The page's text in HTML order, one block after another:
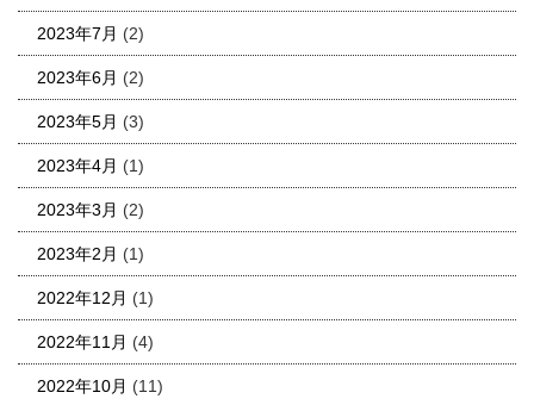
2023年7月 (2)
2023年6月 (2)
2023年5月 (3)
2023年4月 (1)
2023年3月 (2)
2023年2月 (1)
2022年12月 (1)
2022年11月 (4)
2022年10月 (11)